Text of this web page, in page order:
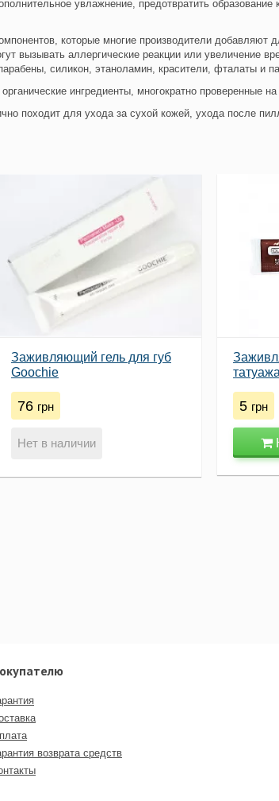
увлажнение, предотвратить
которые многие производители добавляют
вызывать аллергические реакции или увеличение
силикон, этаноламин, красители, фталаты и
ингредиенты, многократно проверенные
походит для ухода за сухой кожей, ухода после
Заживляющий гель для губ
Goochie
76 грн
Нет в наличии
5 грн
возврата средств